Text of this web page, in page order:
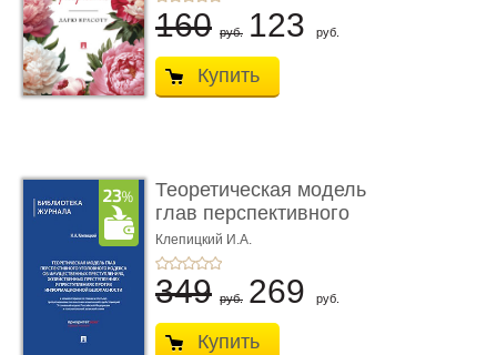
160 руб. 123 руб.
Купить
Теоретическая модель
глав перспективного
УК о ...
Клепицкий И.А.
349 руб. 269 руб.
Купить